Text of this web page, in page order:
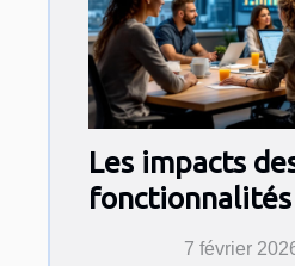
Les impacts
fonctionnalités
l'engagement
7 février